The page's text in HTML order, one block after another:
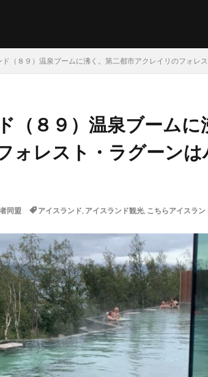
ド（８９）温泉ブームに沸く。第二都市アクレイリのフォレ
（８９）温泉ブームに
ォレスト・ラグーンは
同盟 アイスランド, アイスランド観光, こちらアイスラン